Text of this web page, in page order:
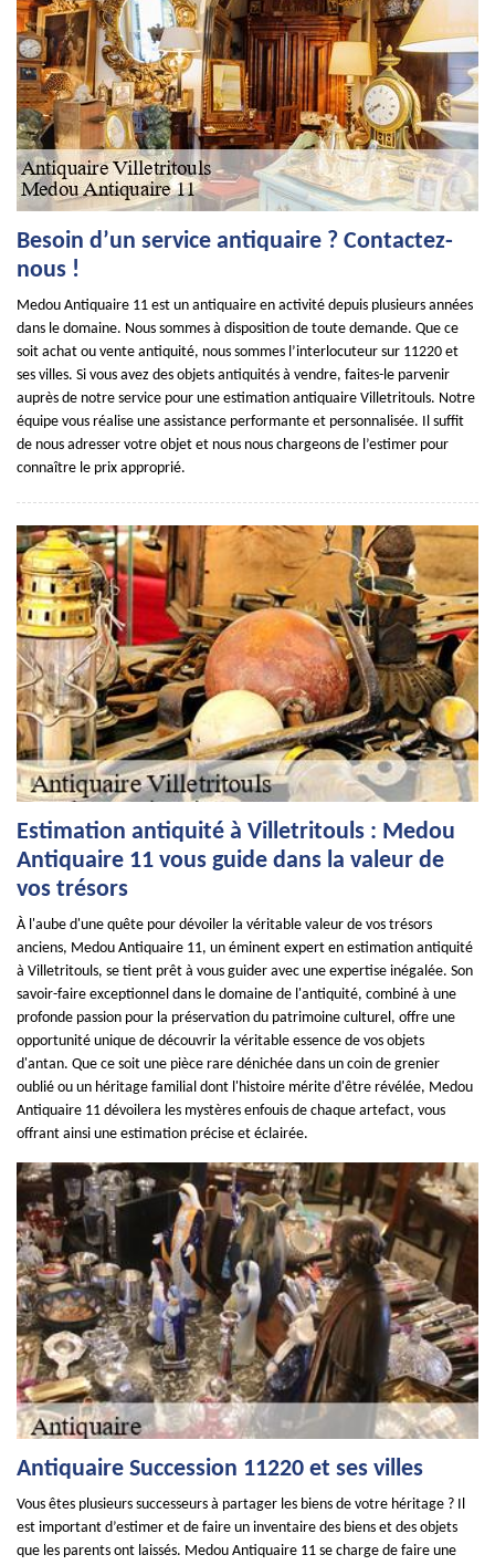
Besoin d’un service antiquaire ? Contactez-
nous !
Medou Antiquaire 11 est un antiquaire en activité depuis plusieurs années
dans le domaine. Nous sommes à disposition de toute demande. Que ce
soit achat ou vente antiquité, nous sommes l’interlocuteur sur 11220 et
ses villes. Si vous avez des objets antiquités à vendre, faites-le parvenir
auprès de notre service pour une estimation antiquaire Villetritouls. Notre
équipe vous réalise une assistance performante et personnalisée. Il suffit
de nous adresser votre objet et nous nous chargeons de l’estimer pour
connaître le prix approprié.
Estimation antiquité à Villetritouls : Medou
Antiquaire 11 vous guide dans la valeur de
vos trésors
À l'aube d'une quête pour dévoiler la véritable valeur de vos trésors
anciens, Medou Antiquaire 11, un éminent expert en estimation antiquité
à Villetritouls, se tient prêt à vous guider avec une expertise inégalée. Son
savoir-faire exceptionnel dans le domaine de l'antiquité, combiné à une
profonde passion pour la préservation du patrimoine culturel, offre une
opportunité unique de découvrir la véritable essence de vos objets
d'antan. Que ce soit une pièce rare dénichée dans un coin de grenier
oublié ou un héritage familial dont l'histoire mérite d'être révélée, Medou
Antiquaire 11 dévoilera les mystères enfouis de chaque artefact, vous
offrant ainsi une estimation précise et éclairée.
Antiquaire Succession 11220 et ses villes
Vous êtes plusieurs successeurs à partager les biens de votre héritage ? Il
est important d’estimer et de faire un inventaire des biens et des objets
que les parents ont laissés. Medou Antiquaire 11 se charge de faire une